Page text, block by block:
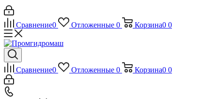
Сравнение0 Отложенные 0 Корзина0 0
Сравнение0 Отложенные 0 Корзина0 0